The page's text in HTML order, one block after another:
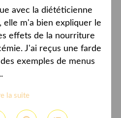
avec la diététicienne
elle m'a bien expliquer le
effets de la nourriture
J'ai reçus une farde
exemples de menus
la suite